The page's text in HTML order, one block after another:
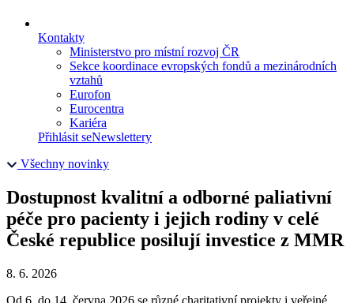
Kontakty
Ministerstvo pro místní rozvoj ČR
Sekce koordinace evropských fondů a mezinárodních
vztahů
Eurofon
Eurocentra
Kariéra
Přihlásit seNewslettery
Všechny novinky
Dostupnost kvalitní a odborné paliativní
péče pro pacienty i jejich rodiny v celé
České republice posilují investice z MMR
8. 6. 2026
Od 6. do 14. června 2026 se různé charitativní projekty i veřejné